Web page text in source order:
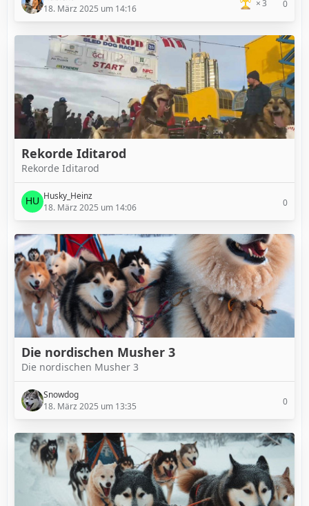
18. März 2025 um 14:16
3 0
Rekorde Iditarod
Rekorde Iditarod
Husky_Heinz
18. März 2025 um 14:06
0
Die nordischen Musher 3
Die nordischen Musher 3
Snowdog
18. März 2025 um 13:35
0